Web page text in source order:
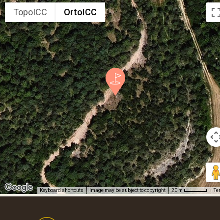
TopoICC OrtoICC
Keyboard shortcuts Image may be subject to copyright 20 m